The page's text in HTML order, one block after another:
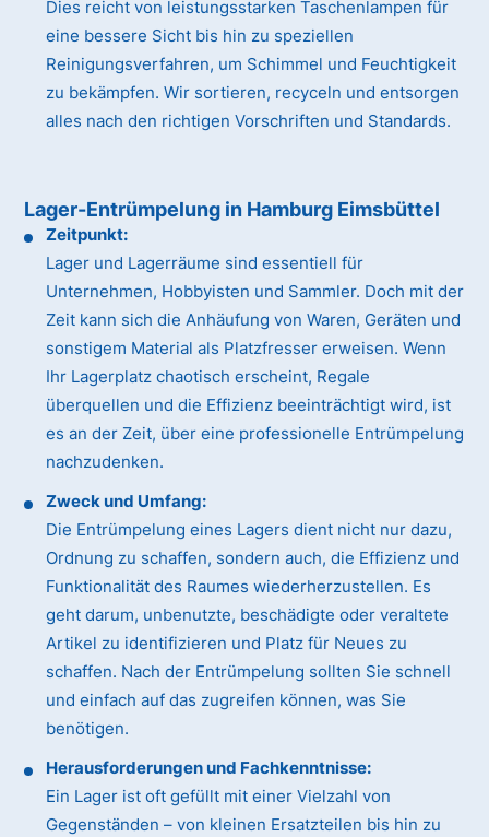
Dies reicht von leistungsstarken Taschenlampen für
eine bessere Sicht bis hin zu speziellen
Reinigungsverfahren, um Schimmel und Feuchtigkeit
zu bekämpfen. Wir sortieren, recyceln und entsorgen
alles nach den richtigen Vorschriften und Standards.
Lager-Entrümpelung in Hamburg Eimsbüttel
Zeitpunkt:
Lager und Lagerräume sind essentiell für
Unternehmen, Hobbyisten und Sammler. Doch mit der
Zeit kann sich die Anhäufung von Waren, Geräten und
sonstigem Material als Platzfresser erweisen. Wenn
Ihr Lagerplatz chaotisch erscheint, Regale
überquellen und die Effizienz beeinträchtigt wird, ist
es an der Zeit, über eine professionelle Entrümpelung
nachzudenken.
Zweck und Umfang:
Die Entrümpelung eines Lagers dient nicht nur dazu,
Ordnung zu schaffen, sondern auch, die Effizienz und
Funktionalität des Raumes wiederherzustellen. Es
geht darum, unbenutzte, beschädigte oder veraltete
Artikel zu identifizieren und Platz für Neues zu
schaffen. Nach der Entrümpelung sollten Sie schnell
und einfach auf das zugreifen können, was Sie
benötigen.
Herausforderungen und Fachkenntnisse:
Ein Lager ist oft gefüllt mit einer Vielzahl von
Gegenständen – von kleinen Ersatzteilen bis hin zu